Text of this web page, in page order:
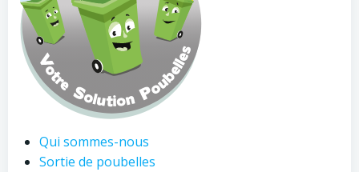
Qui sommes-nous
Sortie de poubelles